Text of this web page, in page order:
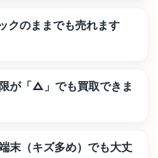
クのままでも売れます
が「△」でも買取できま
末（キズ多め）でも大丈